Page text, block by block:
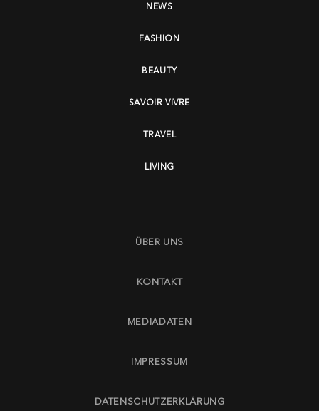
NEWS
FASHION
BEAUTY
SAVOIR VIVRE
TRAVEL
LIVING
ÜBER UNS
KONTAKT
MEDIADATEN
IMPRESSUM
DATENSCHUTZERKLÄRUNG